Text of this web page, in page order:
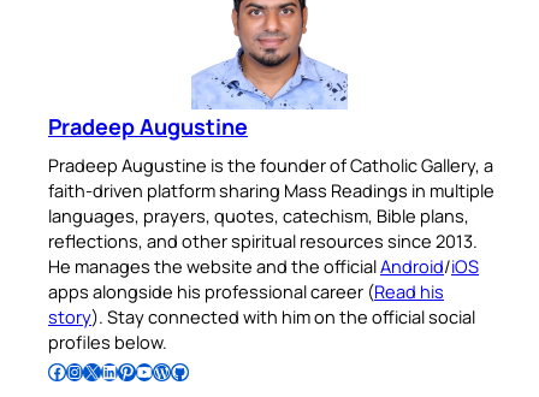
Pradeep Augustine
Pradeep Augustine is the founder of Catholic Gallery, a
faith-driven platform sharing Mass Readings in multiple
languages, prayers, quotes, catechism, Bible plans,
reflections, and other spiritual resources since 2013.
He manages the website and the officialAndroid/iOS
apps alongside his professional career (Read his
story). Stay connected with him on the official social
profiles below.
Follow Pradeep on Facebook Follow Pradeep on InstagramFollow Pradeep on X Follow Pradeep on LinkedIn Follow Pradeep on Pinterest Subscribe to Pradeep’s Youtube Channel Follow Pradeep on WordPress Follow Pradeep on GitHub